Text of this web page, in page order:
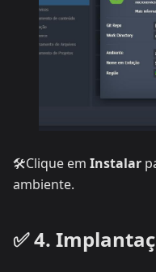
🛠️Clique em Instalar
ambiente.
✅ 4.